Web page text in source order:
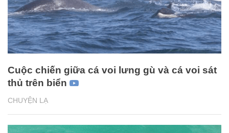
CHUYỆN LẠ
Cuộc chiến giữa cá voi lưng gù và cá voi sát
thủ trên biển